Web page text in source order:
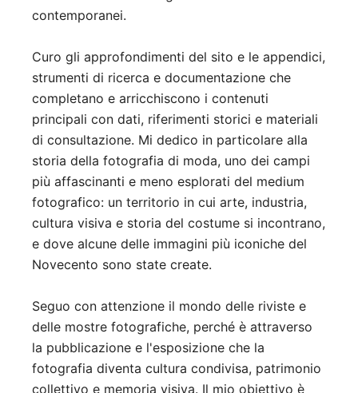
contemporanei.
Curo gli approfondimenti del sito e le appendici,
strumenti di ricerca e documentazione che
completano e arricchiscono i contenuti
principali con dati, riferimenti storici e materiali
di consultazione. Mi dedico in particolare alla
storia della fotografia di moda, uno dei campi
più affascinanti e meno esplorati del medium
fotografico: un territorio in cui arte, industria,
cultura visiva e storia del costume si incontrano,
e dove alcune delle immagini più iconiche del
Novecento sono state create.
Seguo con attenzione il mondo delle riviste e
delle mostre fotografiche, perché è attraverso
la pubblicazione e l'esposizione che la
fotografia diventa cultura condivisa, patrimonio
collettivo e memoria visiva. Il mio obiettivo è